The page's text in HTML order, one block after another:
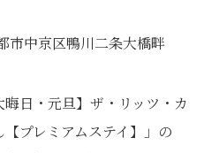
市中京区鴨川二条大橋畔
日・元旦】ザ・リッツ・カ
プレミアムステイ】」の